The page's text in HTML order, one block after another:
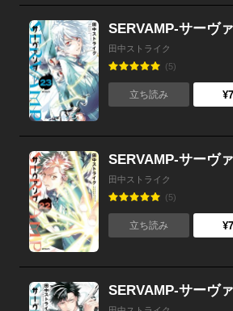
SERVAMP-サーヴ
田中ストライク
(5)
立ち読み
SERVAMP-サーヴ
田中ストライク
(5)
立ち読み
SERVAMP-サーヴ